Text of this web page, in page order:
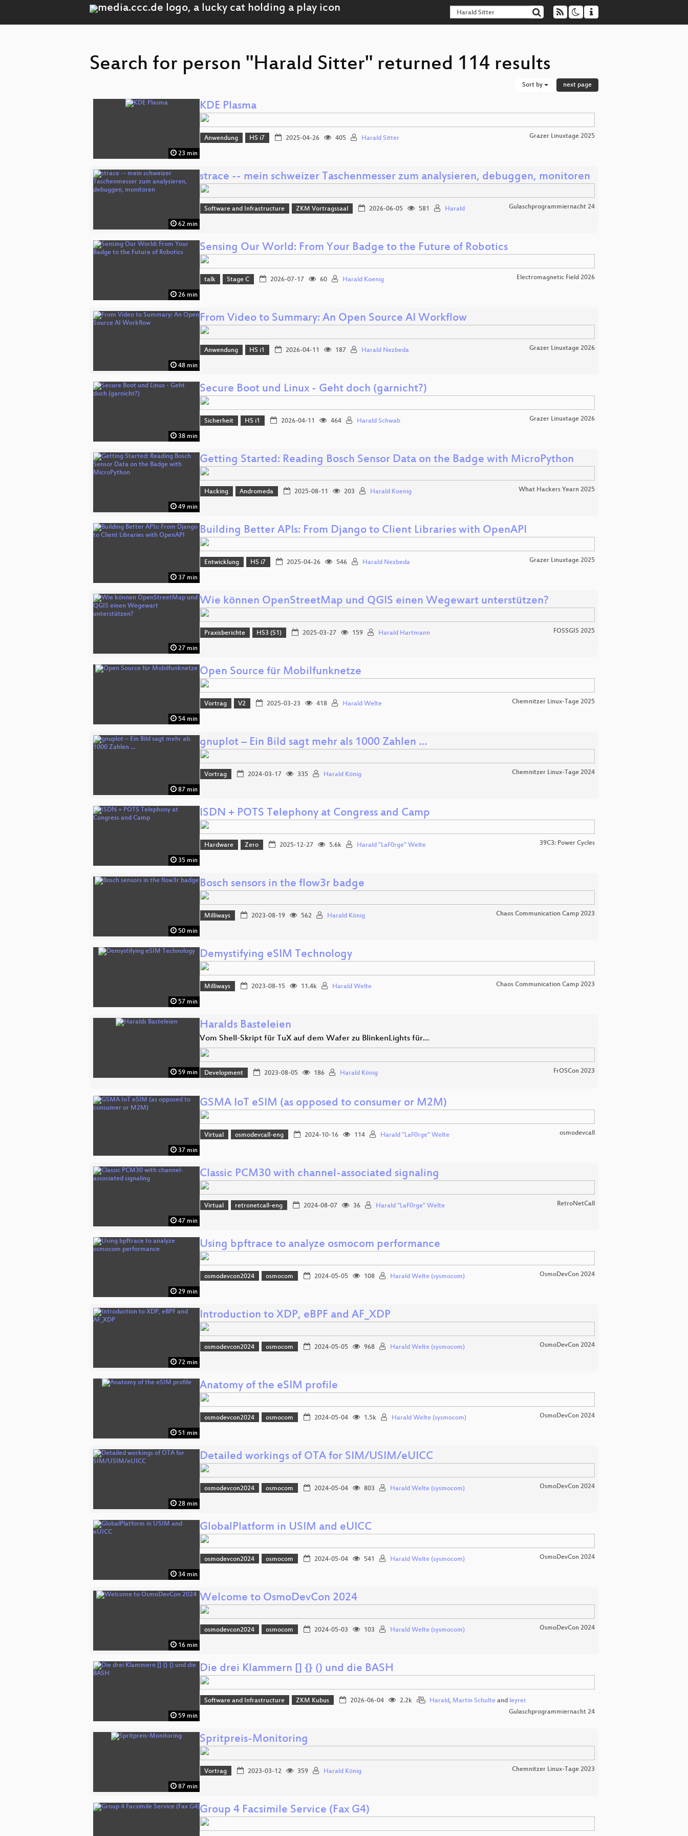
Search for person "Harald Sitter" returned 114 results
Sort by next page
23 min
KDE Plasma
Anwendung HS i7 2025-04-26 405 Harald Sitter Grazer Linuxtage 2025
62 min
strace -- mein schweizer Taschenmesser zum analysieren, debuggen, monitoren
Software and Infrastructure ZKM Vortragssaal 2026-06-05 581 Harald Gulaschprogrammiernacht 24
26 min
Sensing Our World: From Your Badge to the Future of Robotics
talk Stage C 2026-07-17 60 Harald Koenig Electromagnetic Field 2026
48 min
From Video to Summary: An Open Source AI Workflow
Anwendung HS i1 2026-04-11 187 Harald Nezbeda Grazer Linuxtage 2026
38 min
Secure Boot und Linux - Geht doch (garnicht?)
Sicherheit HS i1 2026-04-11 464 Harald Schwab Grazer Linuxtage 2026
49 min
Getting Started: Reading Bosch Sensor Data on the Badge with MicroPython
Hacking Andromeda 2025-08-11 203 Harald Koenig What Hackers Yearn 2025
37 min
Building Better APIs: From Django to Client Libraries with OpenAPI
Entwicklung HS i7 2025-04-26 546 Harald Nezbeda Grazer Linuxtage 2025
27 min
Wie können OpenStreetMap und QGIS einen Wegewart unterstützen?
Praxisberichte HS3 (S1) 2025-03-27 159 Harald Hartmann FOSSGIS 2025
54 min
Open Source für Mobilfunknetze
Vortrag V2 2025-03-23 418 Harald Welte Chemnitzer Linux-Tage 2025
87 min
gnuplot – Ein Bild sagt mehr als 1000 Zahlen …
Vortrag 2024-03-17 335 Harald König Chemnitzer Linux-Tage 2024
35 min
ISDN + POTS Telephony at Congress and Camp
Hardware Zero 2025-12-27 5.6k Harald "LaF0rge" Welte 39C3: Power Cycles
50 min
Bosch sensors in the flow3r badge
Milliways 2023-08-19 562 Harald König Chaos Communication Camp 2023
57 min
Demystifying eSIM Technology
Milliways 2023-08-15 11.4k Harald Welte Chaos Communication Camp 2023
59 min
Haralds Basteleien
Vom Shell-Skript für TuX auf dem Wafer zu BlinkenLights für…
Development 2023-08-05 186 Harald König FrOSCon 2023
37 min
GSMA IoT eSIM (as opposed to consumer or M2M)
Virtual osmodevcall-eng 2024-10-16 114 Harald "LaF0rge" Welte osmodevcall
47 min
Classic PCM30 with channel-associated signaling
Virtual retronetcall-eng 2024-08-07 36 Harald "LaF0rge" Welte RetroNetCall
29 min
Using bpftrace to analyze osmocom performance
osmodevcon2024 osmocom 2024-05-05 108 Harald Welte (sysmocom) OsmoDevCon 2024
72 min
Introduction to XDP, eBPF and AF_XDP
osmodevcon2024 osmocom 2024-05-05 968 Harald Welte (sysmocom) OsmoDevCon 2024
51 min
Anatomy of the eSIM profile
osmodevcon2024 osmocom 2024-05-04 1.5k Harald Welte (sysmocom) OsmoDevCon 2024
28 min
Detailed workings of OTA for SIM/USIM/eUICC
osmodevcon2024 osmocom 2024-05-04 803 Harald Welte (sysmocom) OsmoDevCon 2024
34 min
GlobalPlatform in USIM and eUICC
osmodevcon2024 osmocom 2024-05-04 541 Harald Welte (sysmocom) OsmoDevCon 2024
16 min
Welcome to OsmoDevCon 2024
osmodevcon2024 osmocom 2024-05-03 103 Harald Welte (sysmocom) OsmoDevCon 2024
59 min
Die drei Klammern [] {} () und die BASH
Software and Infrastructure ZKM Kubus 2026-06-04 2.2k Harald, Martin Schulteand leyrer
Gulaschprogrammiernacht 24
87 min
Spritpreis-Monitoring
Vortrag 2023-03-12 359 Harald König Chemnitzer Linux-Tage 2023
Group 4 Facsimile Service (Fax G4)